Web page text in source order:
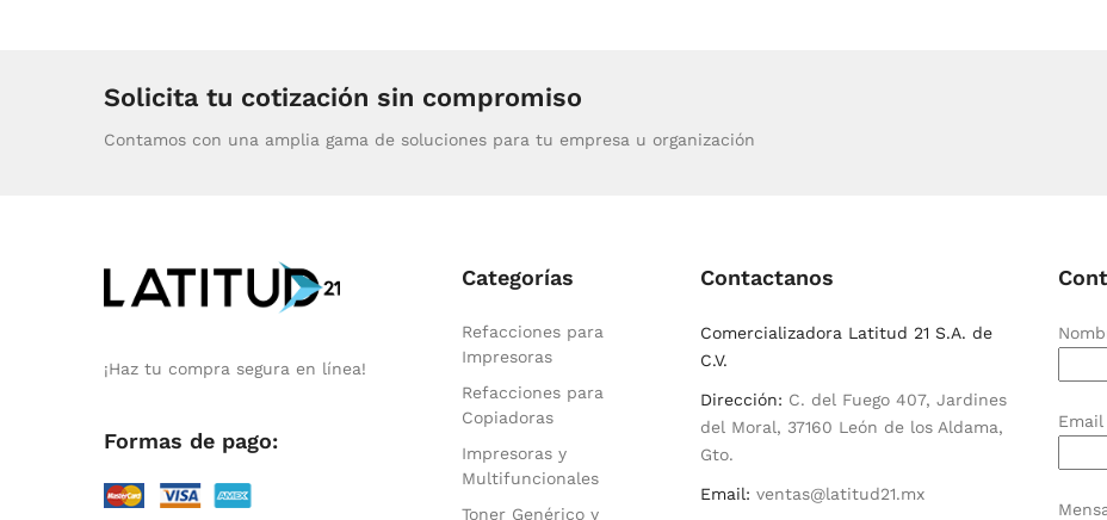
Solicita tu cotización sin compromiso
Contamos con una amplia gama de soluciones para tu empresa u organización
¡Haz tu compra segura en línea!
Formas de pago:
Categorías
Refacciones para
Impresoras
Refacciones para
Copiadoras
Impresoras y
Multifuncionales
Toner Genérico y
Contactanos
Comercializadora Latitud 21 S.A. de
C.V.
Dirección: C. del Fuego 407, Jardines
del Moral, 37160 León de los Aldama,
Gto.
Email: ventas@latitud21.mx
Email